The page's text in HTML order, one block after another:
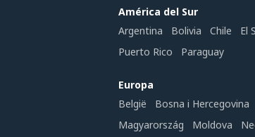
América del Sur
Argentina
Bolivia Chile El
Puerto Rico
Paraguay
Europa
België
Bosna i Hercegovina
Magyarország
Moldova